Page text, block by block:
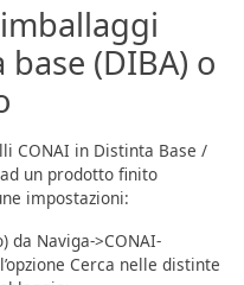
(DIBA) o
CONAI in Distinta Base /
un prodotto finito
impostazioni:
da Naviga->CONAI-
Cerca nelle distinte